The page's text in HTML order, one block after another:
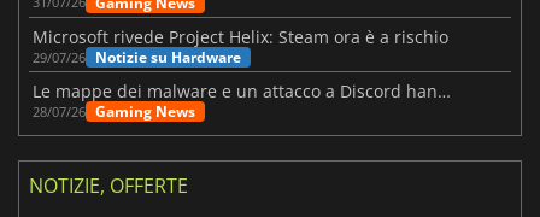
Microsoft rivede Project Helix: Steam ora è a rischio
29/07/26 Notizie su Hardware
Le mappe dei malware e un attacco a Discord hanno colpito Meccha Chameleon
28/07/26 Gaming News
NOTIZIE, OFFERTE